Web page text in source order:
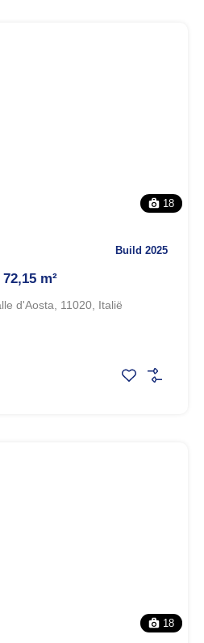
18
Build 2025
m²
d'Aosta, 11020, Italië
18